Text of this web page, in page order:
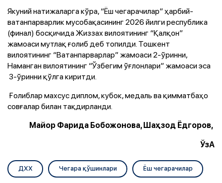
Якуний натижаларга кўра, “Ёш чегарачилар” ҳарбий-
ватанпарварлик мусобақасининг 2026 йилги республика
(финал) босқичида Жиззах вилоятининг “Қалқон”
жамоаси мутлақ ғолиб деб топилди. Тошкент
вилоятининг “Ватанпарварлар” жамоаси 2-ўринни,
Наманган вилоятининг “Ўзбегим ўғлонлари” жамоаси эса
3-ўринни қўлга киритди.
Ғолиблар махсус диплом, кубок, медаль ва қимматбаҳо
совғалар билан тақдирланди.
Майор Фарида Бобожонова, Шаҳзод Ёдгоров,
ЎзА
ДХХ Чегара қўшинлари Ёш чегарачилар